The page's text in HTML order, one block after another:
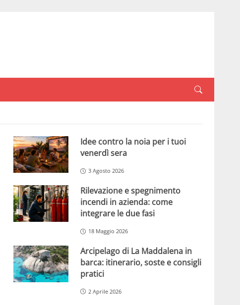
Idee contro la noia per i tuoi
venerdì sera
3 Agosto 2026
Rilevazione e spegnimento
incendi in azienda: come
integrare le due fasi
18 Maggio 2026
Arcipelago di La Maddalena in
barca: itinerario, soste e consigli
pratici
2 Aprile 2026